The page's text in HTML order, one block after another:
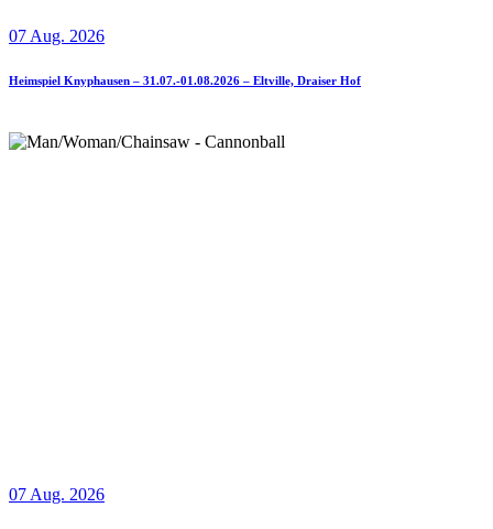
07 Aug. 2026
Heimspiel Knyphausen – 31.07.-01.08.2026 – Eltville, Draiser Hof
07 Aug. 2026